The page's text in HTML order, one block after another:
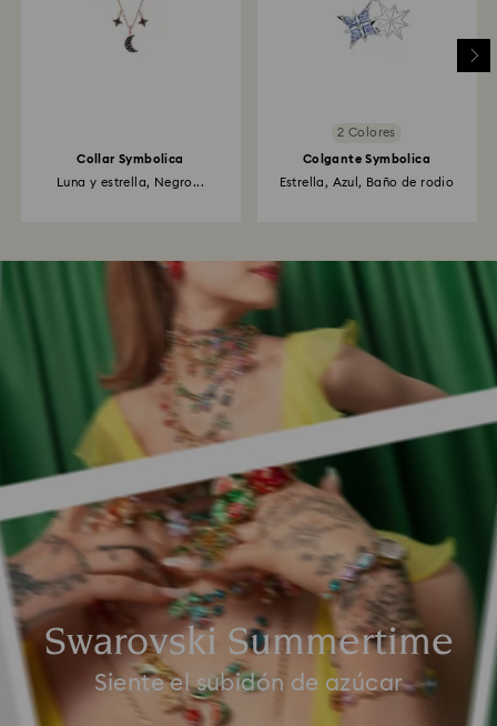
Collar Symbolica
Luna y estrella, Negro...
2 Colores
Colgante Symbolica
Estrella, Azul, Baño de rodio
Swarovski Summertime
Siente el subidón de azúcar